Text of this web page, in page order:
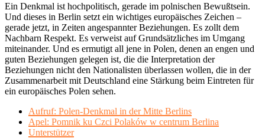
Ein Denkmal ist hochpolitisch, gerade im polnischen Bewußtsein.
Und dieses in Berlin setzt ein wichtiges europäisches Zeichen –
gerade jetzt, in Zeiten angespannter Beziehungen. Es zollt dem
Nachbarn Respekt. Es verweist auf Grundsätzliches im Umgang
miteinander. Und es ermutigt all jene in Polen, denen an engen und
guten Beziehungen gelegen ist, die die Interpretation der
Beziehungen nicht den Nationalisten überlassen wollen, die in der
Zusammenarbeit mit Deutschland eine Stärkung beim Eintreten für
ein europäisches Polen sehen.
Aufruf: Polen-Denkmal in der Mitte Berlins
Apel: Pomnik ku Czci Polaków w centrum Berlina
Unterstützer